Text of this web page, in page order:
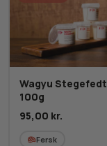
Wagyu
100g
95,00 kr.
Fersk